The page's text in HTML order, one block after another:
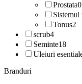
Prostata0
Sistemul
Tonus2
scrub4
Seminte18
Uleiuri
Branduri